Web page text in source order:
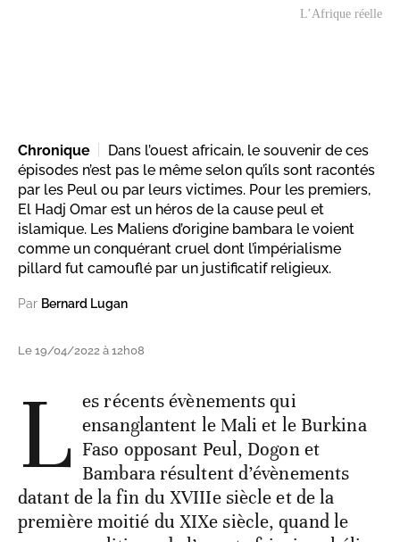
L’Afrique réelle
Chronique
Dans l’ouest africain, le souvenir de ces
épisodes n’est pas le même selon qu’ils sont racontés
par les Peul ou par leurs victimes. Pour les premiers,
El Hadj Omar est un héros de la cause peul et
islamique. Les Maliens d’origine bambara le voient
comme un conquérant cruel dont l’impérialisme
pillard fut camouflé par un justificatif religieux.
Par Bernard Lugan
Le 19/04/2022 à 12h08
L es récents évènements qui
ensanglantent le Mali et le Burkina
Faso opposant Peul, Dogon et
Bambara résultent d’évènements
datant de la fin du XVIIIe siècle et de la
première moitié du XIXe siècle, quand le